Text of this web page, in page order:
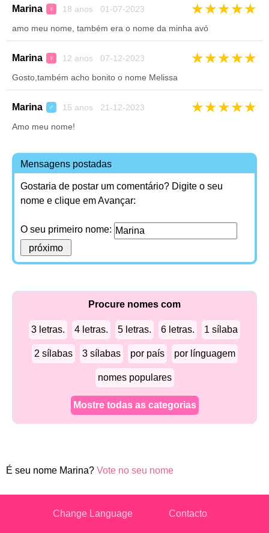
Marina ♀ 18 anos 01-07-2023 ★★★★★
amo meu nome, também era o nome da minha avó
Marina ♀ 12 anos 07-12-2023 ★★★★★
Gosto,também acho bonito o nome Melissa
Marina ♂ 15 anos 21-12-2023 ★★★★★
Amo meu nome!
Mensagens postadas
Gostaria de postar um comentário? Digite o seu
nome e clique em Avançar:
O seu primeiro nome:
Procure nomes com
3 letras. 4 letras. 5 letras. 6 letras. 1 sílaba
2 sílabas 3 sílabas por país por línguagem
nomes populares
Mostre todas as categorias
É seu nome Marina? Vote no seu nome
Change Language Contacto